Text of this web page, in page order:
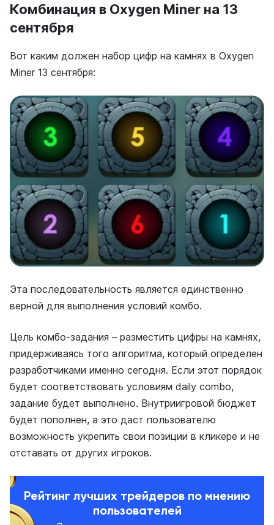
Комбинация в Oxygen Miner на 13
сентября
Вот каким должен набор цифр на камнях в Oxygen
Miner 13 сентября:
Эта последовательность является единственно
верной для выполнения условий комбо.
Цель комбо-задания – разместить цифры на камнях,
придерживаясь того алгоритма, который определен
разработчиками именно сегодня. Если этот порядок
будет соответствовать условиям daily combo,
задание будет выполнено. Внутриигровой бюджет
будет пополнен, а это даст пользователю
возможность укрепить свои позиции в кликере и не
отставать от других игроков.
Рейтинг лучших трейдеров по мнению
пользователей